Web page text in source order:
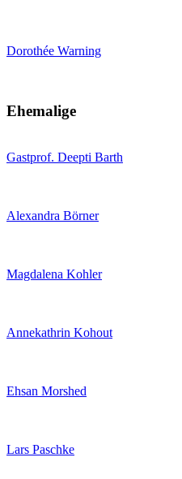
Dorothée Warning
Ehemalige
Gastprof. Deepti Barth
Alexandra Börner
Magdalena Kohler
Annekathrin Kohout
Ehsan Morshed
Lars Paschke